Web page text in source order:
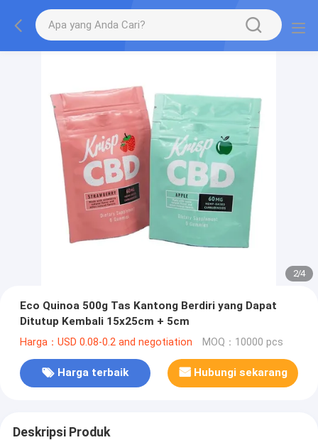
2/4
Eco Quinoa 500g Tas Kantong Berdiri yang Dapat
Ditutup Kembali 15x25cm + 5cm
Harga：USD 0.08-0.2 and negotiation MOQ：10000 pcs
Harga terbaik Hubungi sekarang
Deskripsi Produk